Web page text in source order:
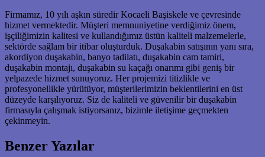
Firmamız, 10 yılı aşkın süredir Kocaeli Başiskele ve çevresinde
hizmet vermektedir. Müşteri memnuniyetine verdiğimiz önem,
işçiliğimizin kalitesi ve kullandığımız üstün kaliteli malzemelerle,
sektörde sağlam bir itibar oluşturduk. Duşakabin satışının yanı sıra,
akordiyon duşakabin, banyo tadilatı, duşakabin cam tamiri,
duşakabin montajı, duşakabin su kaçağı onarımı gibi geniş bir
yelpazede hizmet sunuyoruz. Her projemizi titizlikle ve
profesyonellikle yürütüyor, müşterilerimizin beklentilerini en üst
düzeyde karşılıyoruz. Siz de kaliteli ve güvenilir bir duşakabin
firmasıyla çalışmak istiyorsanız, bizimle iletişime geçmekten
çekinmeyin.
Benzer Yazılar